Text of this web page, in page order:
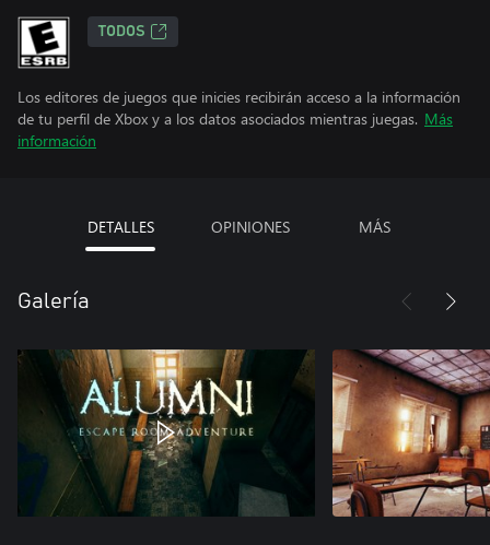
TODOS
Los editores de juegos que inicies recibirán acceso a la información
de tu perfil de Xbox y a los datos asociados mientras juegas. Más
información
DETALLES OPINIONES MÁS
Galería